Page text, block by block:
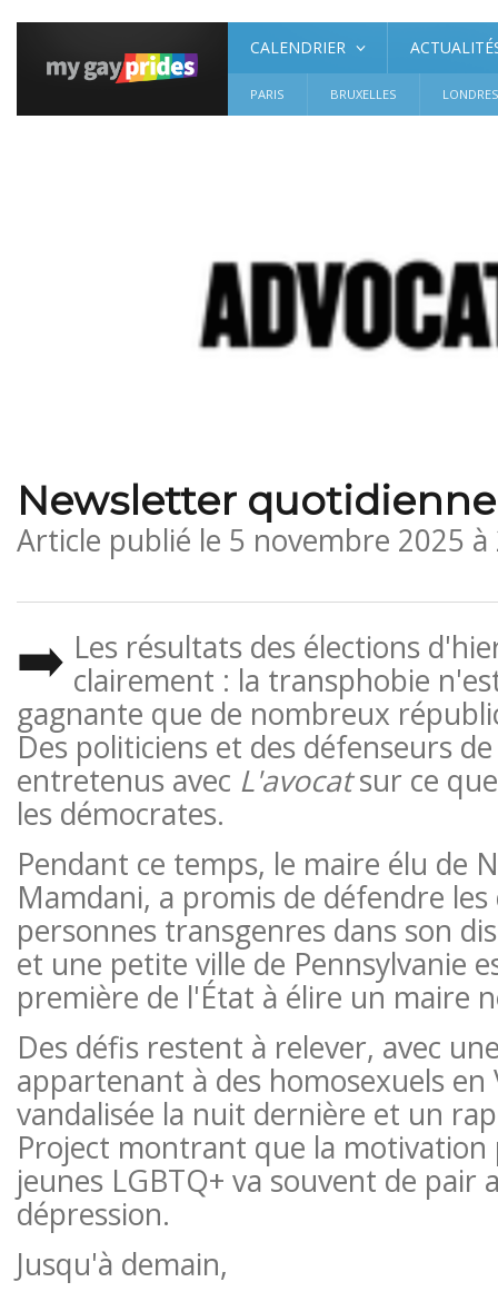
CALENDRIER
PARIS BRUXELLES LONDRES
Newsletter quotidienne
Article publié le 5 novembre 2025 à
➡️ Les résultats des élections
clairement : la transphobie
gagnante que de nombreux
Des politiciens et des défenseurs
entretenus avec L'avocatsur ce
les démocrates.
Pendant ce temps, le maire élu de
Mamdani, a promis de défendre
personnes transgenres dans son
et une petite ville de Pennsylvanie
première de l'État à élire un maire
Des défis restent à relever, avec
appartenant à des homosexuels
vandalisée la nuit dernière et un
Project montrant que la motivation
jeunes LGBTQ+ va souvent de pair
dépression.
Jusqu'à demain,